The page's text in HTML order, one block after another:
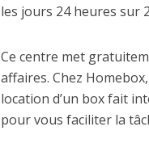
les jours 24 heures sur
Ce centre met
affaires. Chez
location d’un box fait
pour vous faciliter la